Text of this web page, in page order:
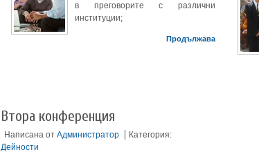
в преговорите с различни
институции;
Продължава
Втора конференция
Написана от Администратор
Категория:
Дейности